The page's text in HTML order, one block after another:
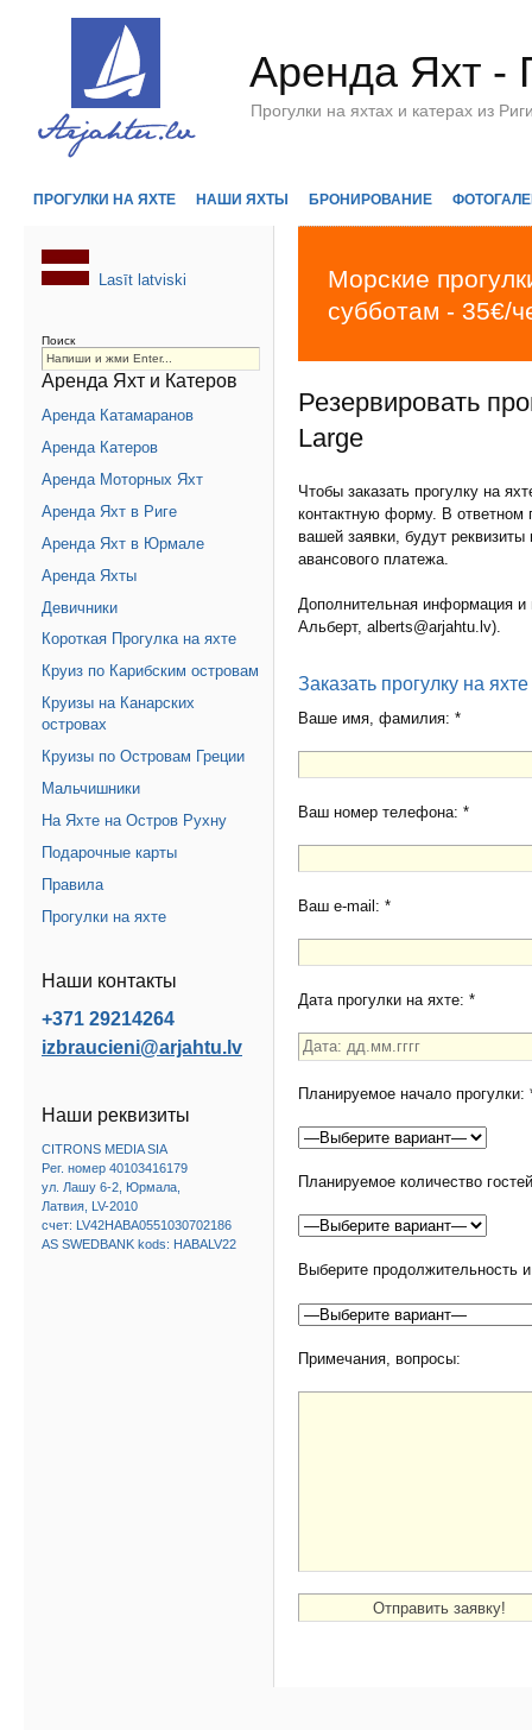
Аренда Яхт -
Прогулки на яхтах и катерах из
ПРОГУЛКИ НА ЯХТЕ НАШИ ЯХТЫ БРОНИРОВАНИЕ
Морские
субботам - 35€/
Резервировать
Large
Чтобы заказать прогулку на
контактную форму. В ответном
вашей заявки, будут
авансового платежа.
Дополнительная информация
Альберт, alberts@arjahtu.lv).
Заказать прогулку на яхте
Ваше имя, фамилия: *
Ваш номер телефона: *
Ваш e-mail: *
Дата прогулки на яхте: *
Планируемое начало прогулки:
Планируемое количество
Выберите продолжительность
Примечания, вопросы:
Lasīt latviski
Поиск
Аренда Яхт и Катеров
Аренда Катамаранов
Аренда Катеров
Аренда Моторных Яхт
Аренда Яхт в Риге
Аренда Яхт в Юрмале
Аренда Яхты
Девичники
Короткая Прогулка на яхте
Круиз по Карибским островам
Круизы на Канарских
островах
Круизы по Островам Греции
Мальчишники
На Яхте на Остров Рухну
Подарочные карты
Правила
Прогулки на яхте
Наши контакты
+371 29214264
izbraucieni@arjahtu.lv
Наши реквизиты
CITRONS MEDIA SIA
Рег. номер 40103416179
ул. Лашу 6-2, Юрмала,
Латвия, LV-2010
счет: LV42HABA0551030702186
AS SWEDBANK kods: HABALV22